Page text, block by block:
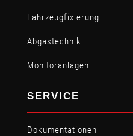
Fahrzeugfixierung
Abgastechnik
Monitoranlagen
SERVICE
Dokumentationen